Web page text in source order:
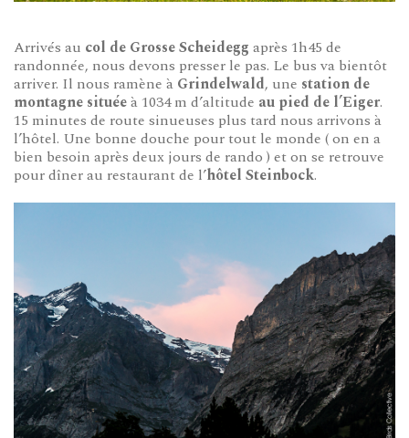
Arrivés au col de Grosse Scheidegg après 1h45 de
randonnée, nous devons presser le pas. Le bus va bientôt
arriver. Il nous ramène à Grindelwald, une station de
montagne situéeà 1034 m d’altitude au pied de l’Eiger.
15 minutes de route sinueuses plus tard nous arrivons à
l’hôtel. Une bonne douche pour tout le monde ( on en a
bien besoin après deux jours de rando ) et on se retrouve
pour dîner au restaurant de l’hôtel Steinbock.